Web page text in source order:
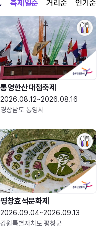
축제일순 거리순 인기순
통영한산대첩축제
2026.08.12~2026.08.16
경상남도 통영시
평창효석문화제
2026.09.04~2026.09.13
강원특별자치도 평창군